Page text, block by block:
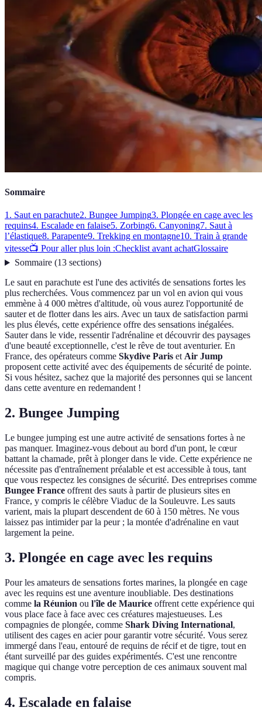
Sommaire
1. Saut en parachute2. Bungee Jumping3. Plongée en cage avec les
requins4. Escalade en falaise5. Zorbing6. Canyoning7. Saut à
l’élastique8. Parapente9. Trekking en montagne10. Train à grande
vitesse📺 Pour aller plus loin :Checklist avant achatGlossaire
Sommaire(13 sections)
Le saut en parachute est l'une des activités de sensations fortes les
plus recherchées. Vous commencez par un vol en avion qui vous
emmène à 4 000 mètres d'altitude, où vous aurez l'opportunité de
sauter et de flotter dans les airs. Avec un taux de satisfaction parmi
les plus élevés, cette expérience offre des sensations inégalées.
Sauter dans le vide, ressentir l'adrénaline et découvrir des paysages
d'une beauté exceptionnelle, c'est le rêve de tout aventurier. En
France, des opérateurs comme Skydive Paris etAir Jump
proposent cette activité avec des équipements de sécurité de pointe.
Si vous hésitez, sachez que la majorité des personnes qui se lancent
dans cette aventure en redemandent !
2. Bungee Jumping
Le bungee jumping est une autre activité de sensations fortes à ne
pas manquer. Imaginez-vous debout au bord d'un pont, le cœur
battant la chamade, prêt à plonger dans le vide. Cette expérience ne
nécessite pas d'entraînement préalable et est accessible à tous, tant
que vous respectez les consignes de sécurité. Des entreprises comme
Bungee France offrent des sauts à partir de plusieurs sites en
France, y compris le célèbre Viaduc de la Souleuvre. Les sauts
varient, mais la plupart descendent de 60 à 150 mètres. Ne vous
laissez pas intimider par la peur ; la montée d'adrénaline en vaut
largement la peine.
3. Plongée en cage avec les requins
Pour les amateurs de sensations fortes marines, la plongée en cage
avec les requins est une aventure inoubliable. Des destinations
comme la Réunion ou l'île de Maurice offrent cette expérience qui
vous place face à face avec ces créatures majestueuses. Les
compagnies de plongée, comme Shark Diving International,
utilisent des cages en acier pour garantir votre sécurité. Vous serez
immergé dans l'eau, entouré de requins de récif et de tigre, tout en
étant surveillé par des guides expérimentés. C'est une rencontre
magique qui change votre perception de ces animaux souvent mal
compris.
4. Escalade en falaise